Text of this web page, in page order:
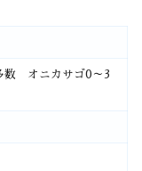
数 オニカサゴ0～3